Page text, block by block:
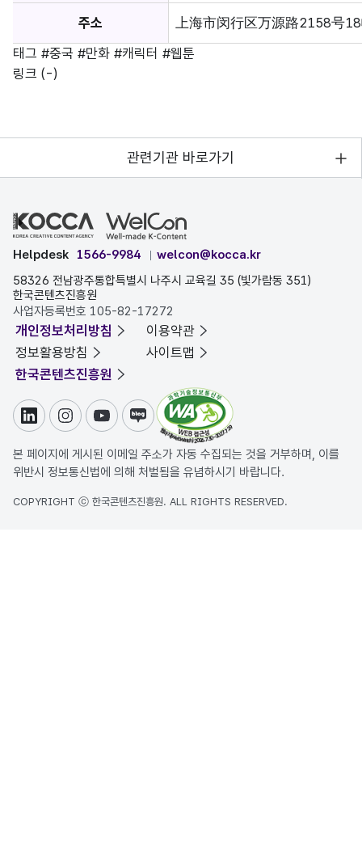
주소
上海市闵行区万源路2158号
태그 #중국 #만화 #캐릭터 #웹툰
링크 (-)
관련기관 바로가기
Helpdesk 1566-9984
welcon@kocca.kr
58326 전남광주통합특별시 나주시 교육길 35 (빛가람동 351)
한국콘텐츠진흥원
사업자등록번호 105-82-17272
개인정보처리방침
이용약관
정보활용방침
사이트맵
한국콘텐츠진흥원
링크드인인스타그램
유튜브블로그
본 페이지에 게시된 이메일 주소가 자동 수집되는 것을 거부하며, 이를
위반시 정보통신법에 의해 처벌됨을 유념하시기 바랍니다.
COPYRIGHT ⓒ 한국콘텐츠진흥원. ALL RIGHTS RESERVED.